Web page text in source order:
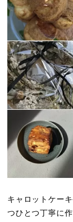
キャロットケー
つひとつ丁寧に